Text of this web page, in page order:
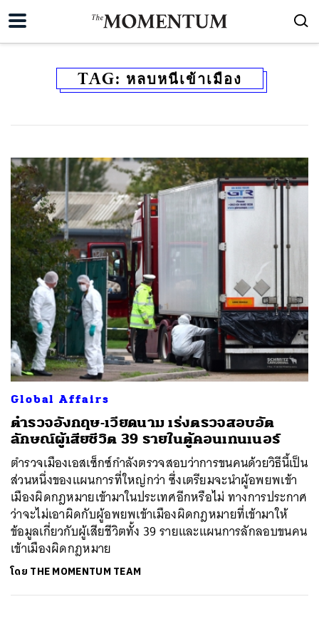
TAG: หลบหนีเข้าเมือง
Global Affairs
ตำรวจอังกฤษ-เวียดนาม เร่งตรวจสอบอัต
ลักษณ์ผู้เสียชีวิต 39 รายในตู้คอนเทนเนอร์
ตำรวจเมืองเอสเซ็กซ์กำลังตรวจสอบว่าการขนคนด้วยวิธีนี้เป็น
ส่วนหนึ่งของแผนการที่ใหญ่กว่า ซึ่งเตรียมจะนำผู้อพยพเข้า
เมืองผิดกฎหมายเข้ามาในประเทศอีกหรือไม่ ทางการประกาศ
ว่าจะไม่เอาผิดกับผู้อพยพเข้าเมืองผิดกฎหมายที่เข้ามาให้
ข้อมูลเกี่ยวกับผู้เสียชีวิตทั้ง 39 รายและแผนการลักลอบขนคน
เข้าเมืองผิดกฎหมาย
โดย THE MOMENTUM TEAM
ค้นหา
SHARE